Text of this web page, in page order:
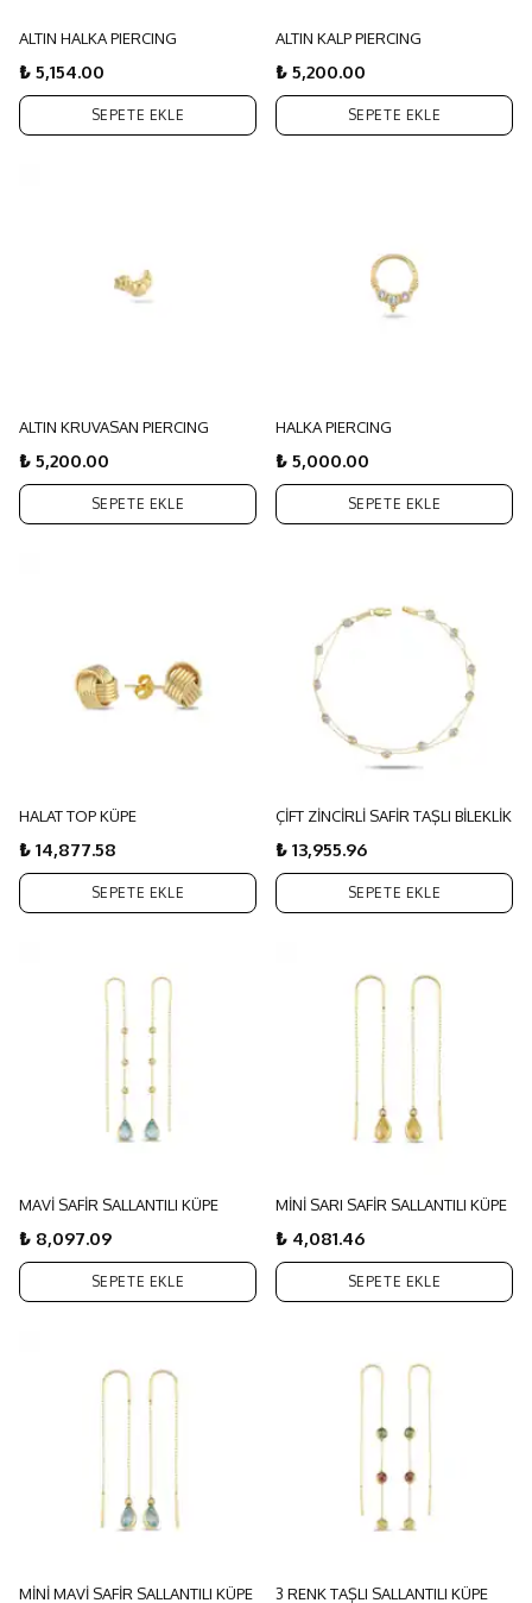
ALTIN HALKA PIERCING
₺ 5,154.00
SEPETE EKLE
ALTIN KALP PIERCING
₺ 5,200.00
SEPETE EKLE
ALTIN KRUVASAN PIERCING
₺ 5,200.00
SEPETE EKLE
HALKA PIERCING
₺ 5,000.00
SEPETE EKLE
HALAT TOP KÜPE
₺ 14,877.58
SEPETE EKLE
ÇİFT ZİNCİRLİ SAFİR TAŞLI BİLEKLİK
₺ 13,955.96
SEPETE EKLE
MAVİ SAFİR SALLANTILI KÜPE
₺ 8,097.09
SEPETE EKLE
MİNİ SARI SAFİR SALLANTILI KÜPE
₺ 4,081.46
SEPETE EKLE
MİNİ MAVİ SAFİR SALLANTILI KÜPE 3 RENK TAŞLI SALLANTILI KÜPE